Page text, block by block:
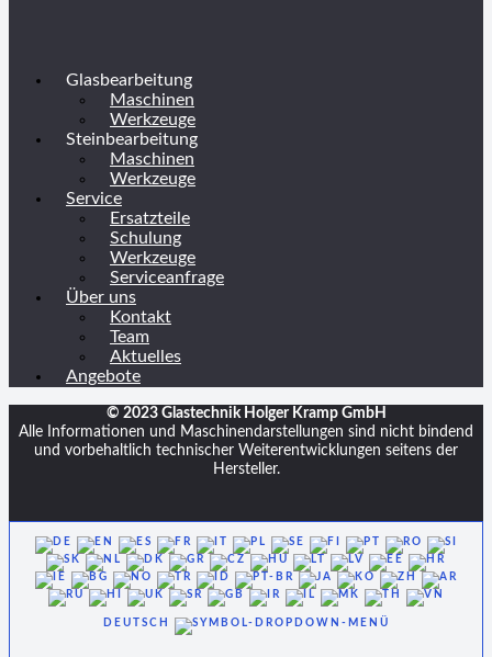
Glasbearbeitung
Maschinen
Werkzeuge
Steinbearbeitung
Maschinen
Werkzeuge
Service
Ersatzteile
Schulung
Werkzeuge
Serviceanfrage
Über uns
Kontakt
Team
Aktuelles
Angebote
© 2023 Glastechnik Holger Kramp GmbH
Alle Informationen und Maschinendarstellungen sind nicht bindend
und vorbehaltlich technischer Weiterentwicklungen seitens der
Hersteller.
DEUTSCH